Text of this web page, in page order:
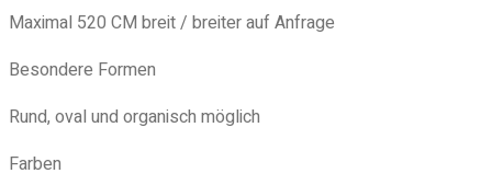
Maximal 520 CM breit / breiter auf Anfrage
Besondere Formen
Rund, oval und organisch möglich
Farben